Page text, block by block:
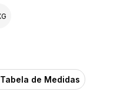
Tabela de Medidas